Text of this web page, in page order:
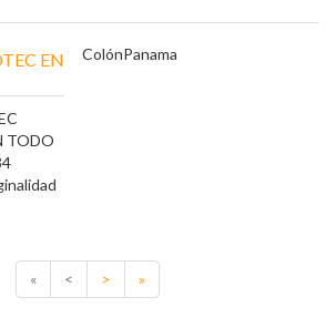
EN
TODO
ColónPanama
« < > »